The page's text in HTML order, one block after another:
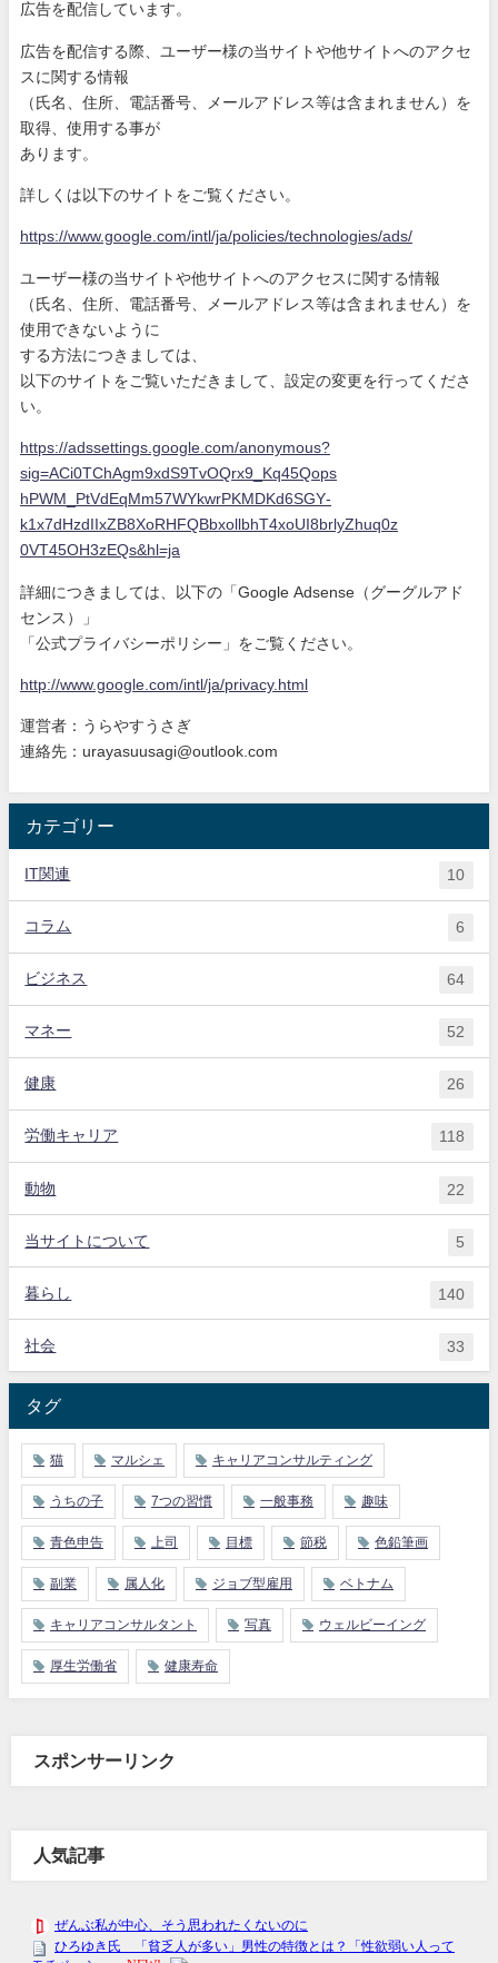
広告を配信しています。
広告を配信する際、ユーザー様の当サイトや他サイトへのアクセ
ス に関する情報
（氏名、住所、電話番号、メールアドレス等は含まれません）を
取得、使用する事が
あります。
詳しくは以下のサイトをご覧ください。
https://www.google.com/intl/ja/policies/technologies/ads/
ユーザー様の当サイトや他サイトへのアクセスに関する情報
（氏名、住所、電話番号、メールアドレス等は含まれません）を
使 用できないように
する方法につきましては、
以下のサイトをご覧いただきまして、設定の変更を行ってくださ
い。
https://adssettings.google.com/anonymous?
sig=ACi0TChAgm9xdS9TvOQrx9_Kq45Qops
hPWM_PtVdEqMm57WYkwrPKMDKd6SGY-
k1x7dHzdIIxZB8XoRHFQBbxollbhT4xoUI8brlyZhuq0z
0VT45OH3zEQs&hl=ja
詳細につきましては、以下の「Google Adsense（グーグルアド
センス）」
「公式プライバシーポリシー」をご覧ください。
http://www.google.com/intl/ja/privacy.html
運営者：うらやすうさぎ
連絡先：urayasuusagi@outlook.com
カテゴリー
IT関連 10
コラム 6
ビジネス 64
マネー 52
健康 26
労働キャリア 118
動物 22
当サイトについて 5
暮らし 140
社会 33
タグ
猫 マルシェ キャリアコンサルティング
うちの子 7つの習慣 一般事務 趣味
青色申告 上司 目標 節税 色鉛筆画
副業 属人化 ジョブ型雇用 ベトナム
キャリアコンサルタント 写真 ウェルビーイング
厚生労働省 健康寿命
スポンサーリンク
人気記事